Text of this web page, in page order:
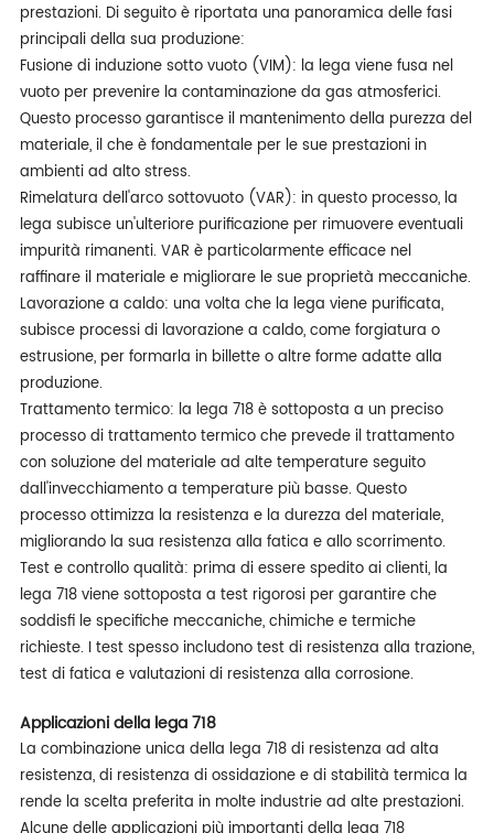
prestazioni. Di seguito è riportata una panoramica delle fasi
principali della sua produzione:
Fusione di induzione sotto vuoto (VIM): la lega viene fusa nel
vuoto per prevenire la contaminazione da gas atmosferici.
Questo processo garantisce il mantenimento della purezza del
materiale, il che è fondamentale per le sue prestazioni in
ambienti ad alto stress.
Rimelatura dell'arco sottovuoto (VAR): in questo processo, la
lega subisce un'ulteriore purificazione per rimuovere eventuali
impurità rimanenti. VAR è particolarmente efficace nel
raffinare il materiale e migliorare le sue proprietà meccaniche.
Lavorazione a caldo: una volta che la lega viene purificata,
subisce processi di lavorazione a caldo, come forgiatura o
estrusione, per formarla in billette o altre forme adatte alla
produzione.
Trattamento termico: la lega 718 è sottoposta a un preciso
processo di trattamento termico che prevede il trattamento
con soluzione del materiale ad alte temperature seguito
dall'invecchiamento a temperature più basse. Questo
processo ottimizza la resistenza e la durezza del materiale,
migliorando la sua resistenza alla fatica e allo scorrimento.
Test e controllo qualità: prima di essere spedito ai clienti, la
lega 718 viene sottoposta a test rigorosi per garantire che
soddisfi le specifiche meccaniche, chimiche e termiche
richieste. I test spesso includono test di resistenza alla trazione,
test di fatica e valutazioni di resistenza alla corrosione.
Applicazioni della lega 718
La combinazione unica della lega 718 di resistenza ad alta
resistenza, di resistenza di ossidazione e di stabilità termica la
rende la scelta preferita in molte industrie ad alte prestazioni.